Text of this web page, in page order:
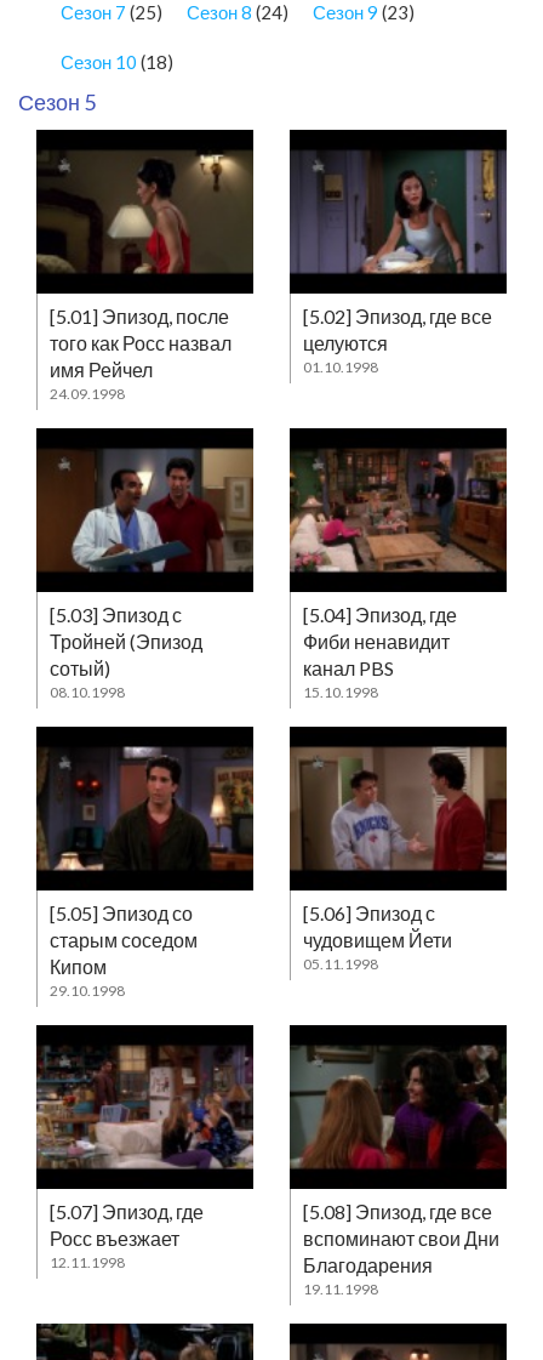
Сезон 7 (25) Сезон 8 (24) Сезон 9 (23)
Сезон 10 (18)
Сезон 5
[5.01] Эпизод, после
того как Росс назвал
имя Рейчел
24.09.1998
[5.02] Эпизод, где все
целуются
01.10.1998
[5.03] Эпизод с
Тройней (Эпизод
сотый)
08.10.1998
[5.04] Эпизод, где
Фиби ненавидит
канал PBS
15.10.1998
[5.05] Эпизод со
старым соседом
Кипом
29.10.1998
[5.06] Эпизод с
чудовищем Йети
05.11.1998
[5.07] Эпизод, где
Росс въезжает
12.11.1998
[5.08] Эпизод, где все
вспоминают свои Дни
Благодарения
19.11.1998